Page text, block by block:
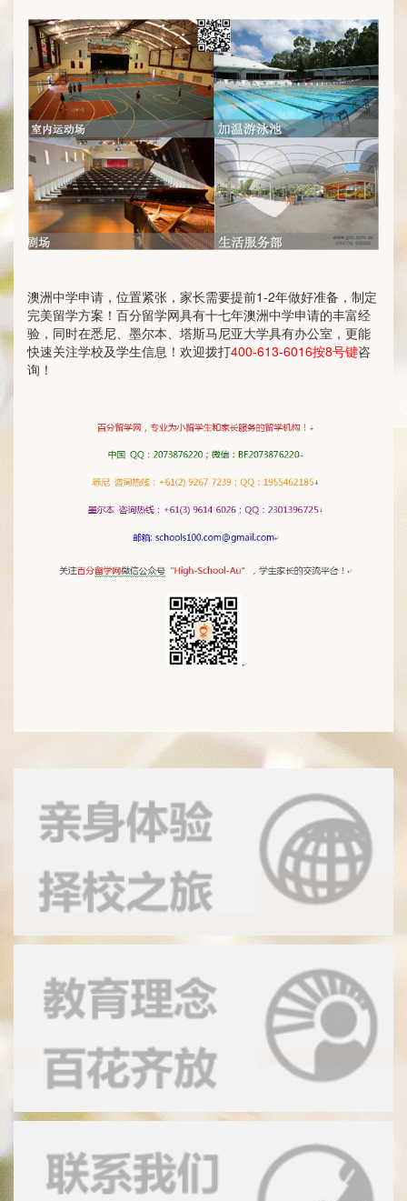
澳洲中学申请，位置紧张，家长需要提前1-2年做好准备，制定
完美留学方案！百分留学网具有十七年澳洲中学申请的丰富经
验，同时在悉尼、墨尔本、塔斯马尼亚大学具有办公室，更能
快速关注学校及学生信息！欢迎拨打400-613-6016按8号键咨
询！